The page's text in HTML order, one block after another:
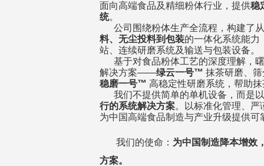
面向高端食品及精细粉体行业，提供稳
统。
公司围绕粉体生产全流程，构建了从
料、 无尘投料到包装的一体化系统能力
站、连续研磨系统及输送与包装设备。
基于对食品粉体工艺的深度理解，
解决方案——绿云一号™ 抹茶研磨、
稳磨一号™ 高稳定性研磨系统，帮助
我们不提供简单的单机设备，而是
行的系统解决方案。
以标准化管理、
为中国高端食品制造与产业升级提供可
我们的使命： 为中国制造降本增效
方案。